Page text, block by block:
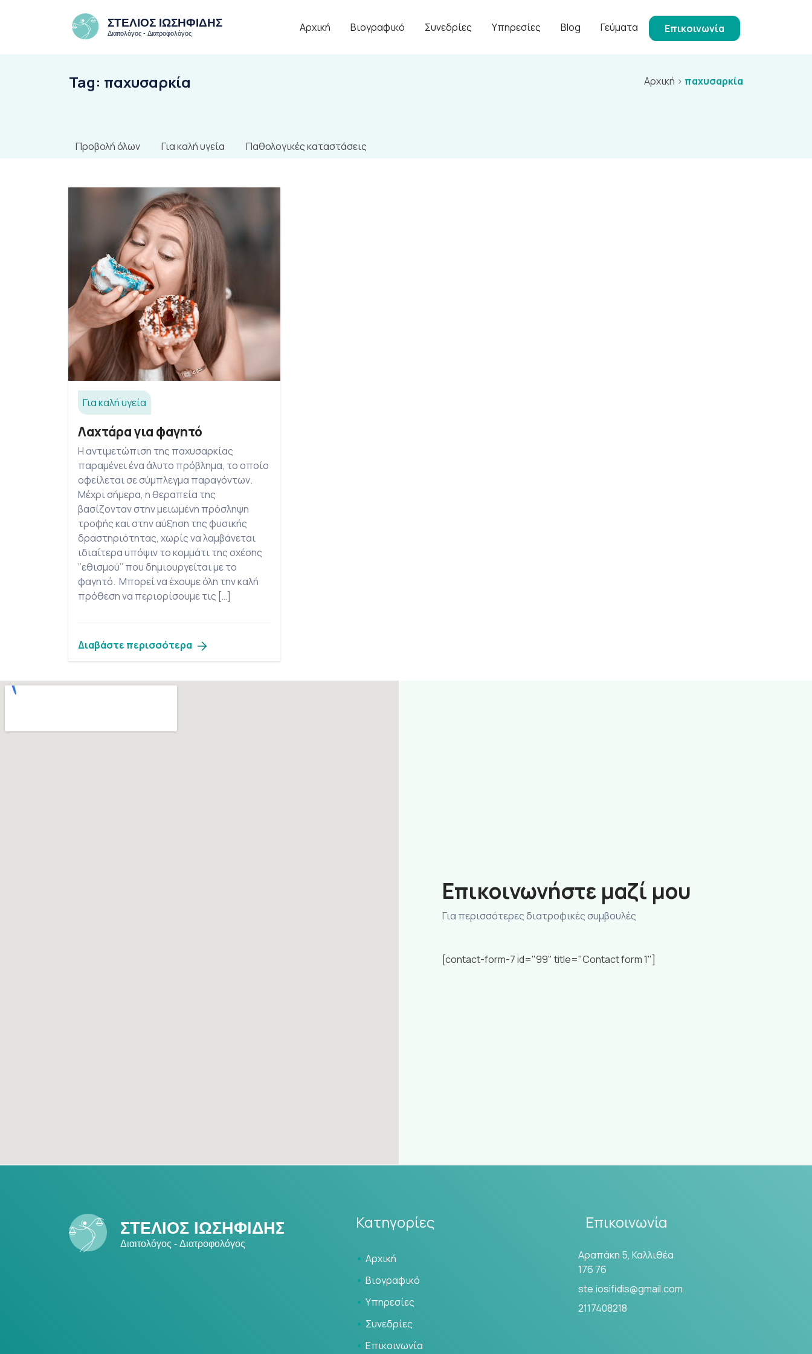
Αρχική Βιογραφικό Συνεδρίες Υπηρεσίες Blog Γεύματα Επικοινωνία
Tag: παχυσαρκία Αρχική > παχυσαρκία
Προβολή όλων Για καλή υγεία Παθολογικές καταστάσεις
Για καλή υγεία
Λαχτάρα για φαγητό
Η αντιμετώπιση της παχυσαρκίας
παραμένει ένα άλυτο πρόβλημα, το οποίο
οφείλεται σε σύμπλεγμα παραγόντων.
Μέχρι σήμερα, η θεραπεία της
βασίζονταν στην μειωμένη πρόσληψη
τροφής και στην αύξηση της φυσικής
δραστηριότητας, χωρίς να λαμβάνεται
ιδιαίτερα υπόψιν το κομμάτι της σχέσης
‘’εθισμού’’ που δημιουργείται με το
φαγητό. Μπορεί να έχουμε όλη την καλή
πρόθεση να περιορίσουμε τις […]
Διαβάστε περισσότερα
Eπικοινωνήστε μαζί μου
Για περισσότερες διατροφικές συμβουλές
[contact-form-7 id="99" title="Contact form 1"]
Κατηγορίες
Αρχική
Βιογραφικό
Υπηρεσίες
Συνεδρίες
Επικοινωνία
Επικοινωνία
Αραπάκη 5, Καλλιθέα
176 76
ste.iosifidis@gmail.com
2117408218